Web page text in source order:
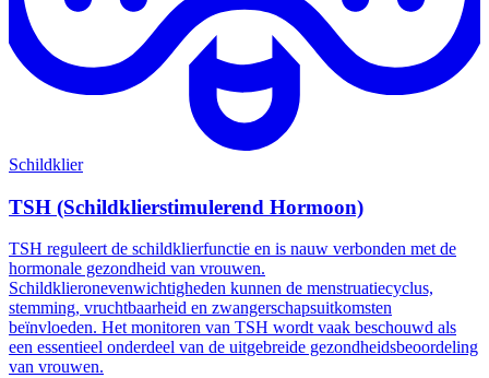
Schildklier
TSH (Schildklierstimulerend Hormoon)
TSH reguleert de schildklierfunctie en is nauw verbonden met de
hormonale gezondheid van vrouwen.
Schildklieronevenwichtigheden kunnen de menstruatiecyclus,
stemming, vruchtbaarheid en zwangerschapsuitkomsten
beïnvloeden. Het monitoren van TSH wordt vaak beschouwd als
een essentieel onderdeel van de uitgebreide gezondheidsbeoordeling
van vrouwen.